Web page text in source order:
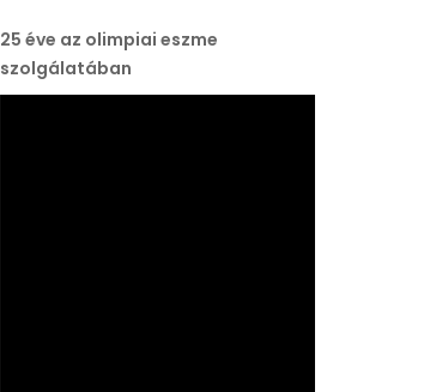
25 éve az olimpiai eszme
szolgálatában